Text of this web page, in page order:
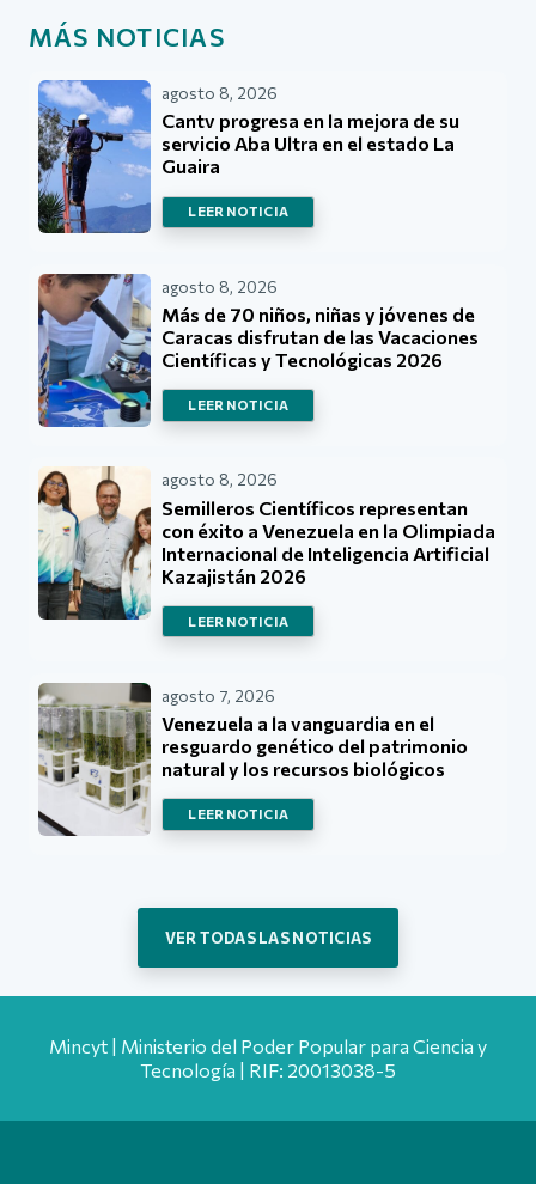
MÁS NOTICIAS
agosto 8, 2026
Cantv progresa en la mejora de su
servicio Aba Ultra en el estado La
Guaira
LEER NOTICIA
agosto 8, 2026
Más de 70 niños, niñas y jóvenes de
Caracas disfrutan de las Vacaciones
Científicas y Tecnológicas 2026
LEER NOTICIA
agosto 8, 2026
Semilleros Científicos representan
con éxito a Venezuela en la Olimpiada
Internacional de Inteligencia Artificial
Kazajistán 2026
LEER NOTICIA
agosto 7, 2026
Venezuela a la vanguardia en el
resguardo genético del patrimonio
natural y los recursos biológicos
LEER NOTICIA
VER TODAS LAS NOTICIAS
Mincyt | Ministerio del Poder Popular para Ciencia y
Tecnología | RIF: 20013038-5